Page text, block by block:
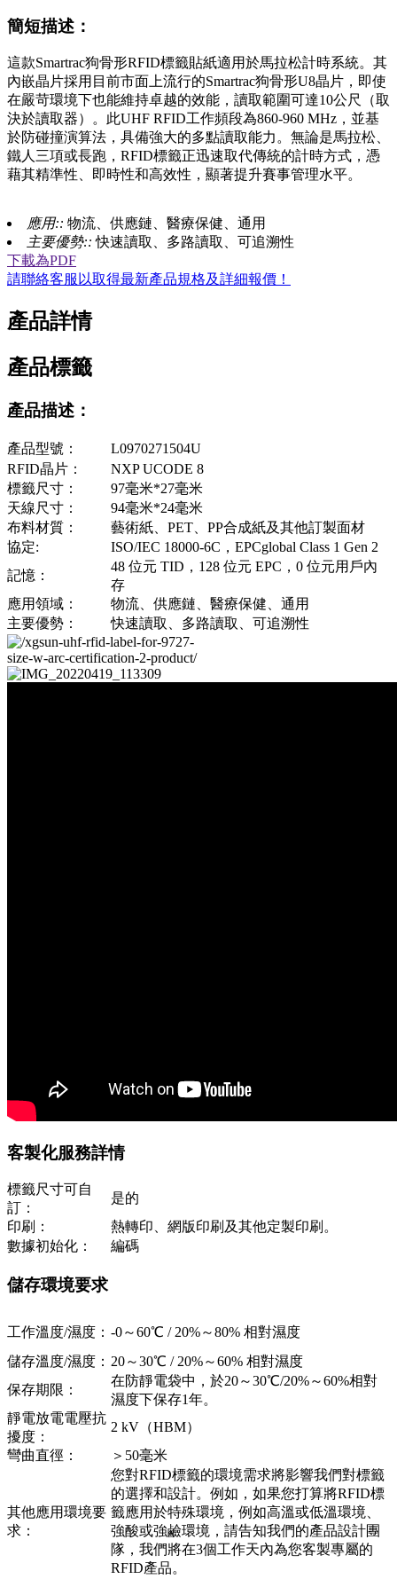
簡短描述：
這款Smartrac狗骨形RFID標籤貼紙適用於馬拉松計時系統。其
內嵌晶片採用目前市面上流行的Smartrac狗骨形U8晶片，即使
在嚴苛環境下也能維持卓越的效能，讀取範圍可達10公尺（取
決於讀取器）。此UHF RFID工作頻段為860-960 MHz，並基
於防碰撞演算法，具備強大的多點讀取能力。無論是馬拉松、
鐵人三項或長跑，RFID標籤正迅速取代傳統的計時方式，憑
藉其精準性、即時性和高效性，顯著提升賽事管理水平。
應用:: 物流、供應鏈、醫療保健、通用
主要優勢::快速讀取、多路讀取、可追溯性
下載為PDF
請聯絡客服以取得最新產品規格及詳細報價！
產品詳情
產品標籤
產品描述：
產品型號：
L0970271504U
RFID晶片：
NXP UCODE 8
標籤尺寸：
97毫米*27毫米
天線尺寸：
94毫米*24毫米
布料材質：
藝術紙、PET、PP合成紙及其他訂製面材
協定:
ISO/IEC 18000-6C，EPCglobal Class 1 Gen 2
記憶：
48 位元 TID，128 位元 EPC，0 位元用戶內
存
應用領域：
物流、供應鏈、醫療保健、通用
主要優勢：
快速讀取、多路讀取、可追溯性
客製化服務詳情
標籤尺寸可自
訂：
是的
印刷：
熱轉印、網版印刷及其他定製印刷。
數據初始化：
編碼
儲存環境要求
工作溫度/濕度： -0～60℃ / 20%～80% 相對濕度
儲存溫度/濕度： 20～30℃ / 20%～60% 相對濕度
保存期限：
在防靜電袋中，於20～30℃/20%～60%相對
濕度下保存1年。
靜電放電電壓抗
擾度：
2 kV（HBM）
彎曲直徑：
＞50毫米
其他應用環境要
求：
您對RFID標籤的環境需求將影響我們對標籤
的選擇和設計。例如，如果您打算將RFID標
籤應用於特殊環境，例如高溫或低溫環境、
強酸或強鹼環境，請告知我們的產品設計團
隊，我們將在3個工作天內為您客製專屬的
RFID產品。